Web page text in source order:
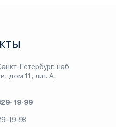
Петербург, наб.
дом 11, лит. А,
19-99
19-98